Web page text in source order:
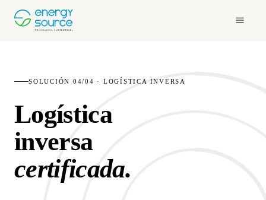
SOLUCIÓN 04/04 · LOGÍSTICA INVERSA
Logística
inversa
certificada.